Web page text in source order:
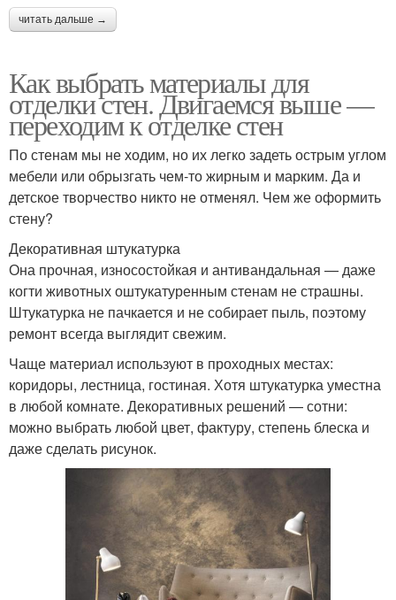
читать дальше →
Как выбрать материалы для
отделки стен. Двигаемся выше —
переходим к отделке стен
По стенам мы не ходим, но их легко задеть острым углом
мебели или обрызгать чем-то жирным и марким. Да и
детское творчество никто не отменял. Чем же оформить
стену?
Декоративная штукатурка
Она прочная, износостойкая и антивандальная — даже
когти животных оштукатуренным стенам не страшны.
Штукатурка не пачкается и не собирает пыль, поэтому
ремонт всегда выглядит свежим.
Чаще материал используют в проходных местах:
коридоры, лестница, гостиная. Хотя штукатурка уместна
в любой комнате. Декоративных решений — сотни:
можно выбрать любой цвет, фактуру, степень блеска и
даже сделать рисунок.